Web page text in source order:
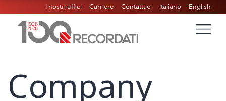
I nostri uffici Carriere Contattaci Italiano English
Company